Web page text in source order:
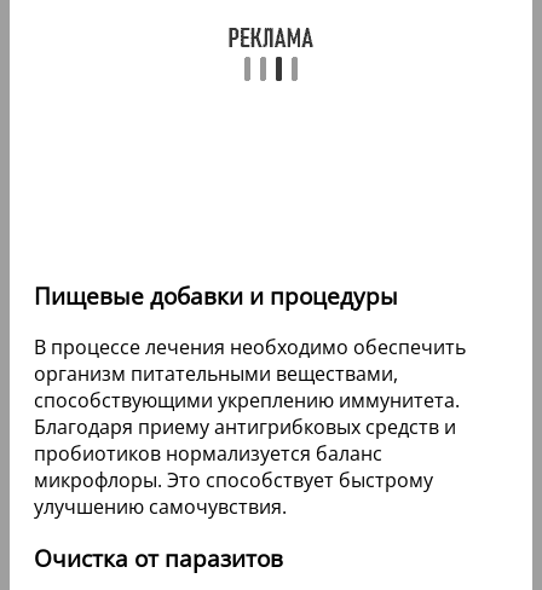
Пищевые добавки и процедуры
В процессе лечения необходимо обеспечить
организм питательными веществами,
способствующими укреплению иммунитета.
Благодаря приему антигрибковых средств и
пробиотиков нормализуется баланс
микрофлоры. Это способствует быстрому
улучшению самочувствия.
Очистка от паразитов